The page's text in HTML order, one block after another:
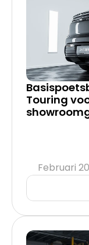
Touring
Februari